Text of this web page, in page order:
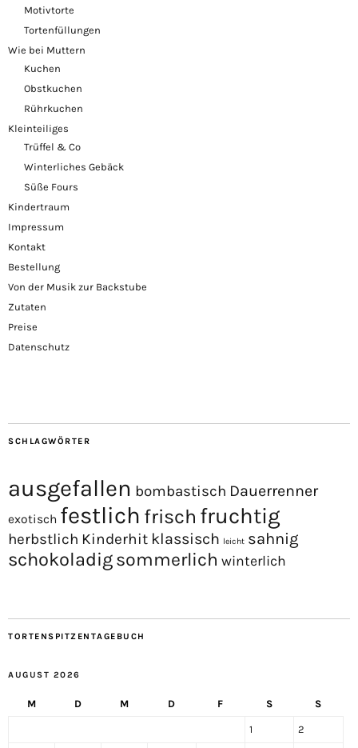
Motivtorte
Tortenfüllungen
Wie bei Muttern
Kuchen
Obstkuchen
Rührkuchen
Kleinteiliges
Trüffel & Co
Winterliches Gebäck
Süße Fours
Kindertraum
Impressum
Kontakt
Bestellung
Von der Musik zur Backstube
Zutaten
Preise
Datenschutz
SCHLAGWÖRTER
ausgefallen bombastisch Dauerrenner
exotisch festlich frisch fruchtig
herbstlich Kinderhit klassisch leicht sahnig
schokoladigsommerlich winterlich
TORTENSPITZENTAGEBUCH
AUGUST 2026
M D M D F S S
1 2